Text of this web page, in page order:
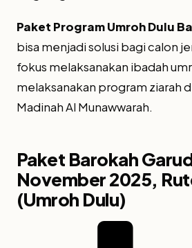
Paket Program Umroh Dulu
bisa menjadi solusi bagi calon
fokus melaksanakan ibadah
melaksanakan program ziarah
Madinah Al Munawwarah.
Paket Barokah
November 2025,
(Umroh Dulu)